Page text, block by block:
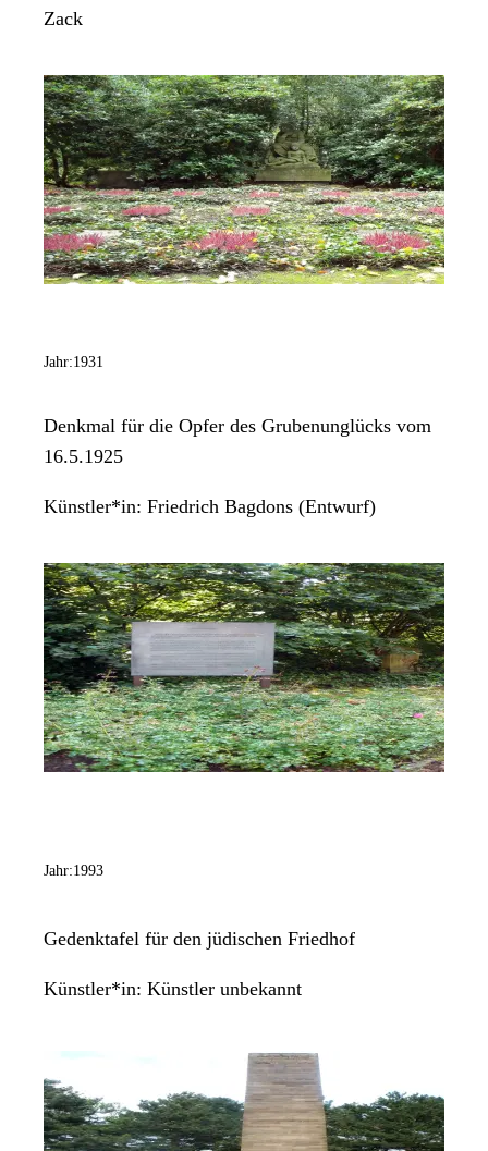
Zack
Jahr:1931
Denkmal für die Opfer des Grubenunglücks vom
16.5.1925
Künstler*in: Friedrich Bagdons (Entwurf)
Jahr:1993
Gedenktafel für den jüdischen Friedhof
Künstler*in: Künstler unbekannt